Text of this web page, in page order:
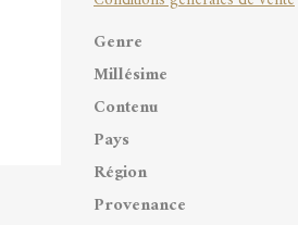
Requena
DOP
Genre
Millésime
Contenu
Pays
Région
Provenance